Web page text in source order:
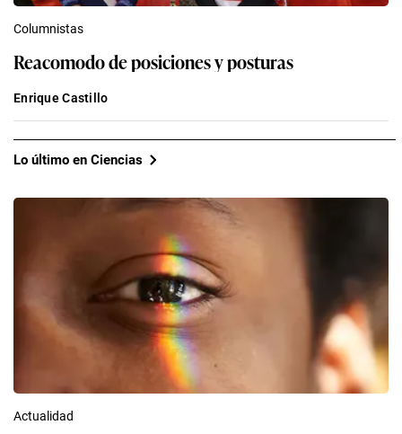
Columnistas
Reacomodo de posiciones y posturas
Enrique Castillo
Lo último en Ciencias
Actualidad